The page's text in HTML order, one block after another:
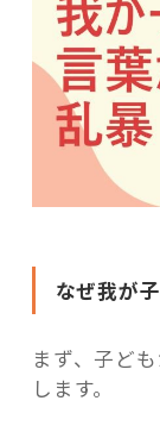
なぜ我が
まず、子ど
します。